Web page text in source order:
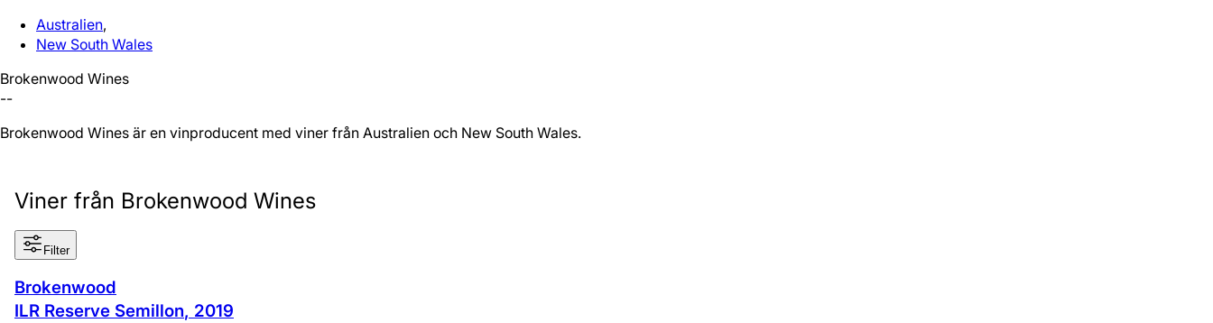
Australien,
New South Wales
Brokenwood Wines
--
Brokenwood Wines är en vinproducent med viner från Australien och New South Wales.
Viner från Brokenwood Wines
Filter
Brokenwood
ILR Reserve Semillon, 2019